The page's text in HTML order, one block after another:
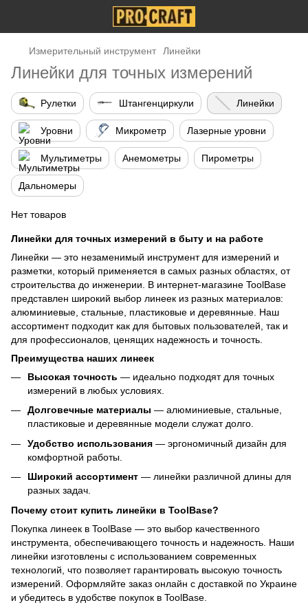
Измерительный инструмент Линейки
Линейки для точных измерений
Рулетки Штангенциркули Линейки
Уровни Микрометр Лазерные уровни
Мультиметры Анемометры Пирометры
Дальномеры
Нет товаров
Линейки для точных измерений в быту и на работе
Линейки — это незаменимый инструмент для измерений и
разметки, который применяется в самых разных областях, от
строительства до инженерии. В интернет-магазине ToolBase
представлен широкий выбор линеек из разных материалов:
алюминиевые, стальные, пластиковые и деревянные. Наш
ассортимент подходит как для бытовых пользователей, так и
для профессионалов, ценящих надежность и точность.
Преимущества наших линеек
Высокая точность — идеально подходят для точных
измерений в любых условиях.
Долговечные материалы — алюминиевые, стальные,
пластиковые и деревянные модели служат долго.
Удобство использования — эргономичный дизайн для
комфортной работы.
Широкий ассортимент — линейки различной длины для
разных задач.
Почему стоит купить линейки в ToolBase?
Покупка линеек в ToolBase — это выбор качественного
инструмента, обеспечивающего точность и надежность. Наши
линейки изготовлены с использованием современных
технологий, что позволяет гарантировать высокую точность
измерений. Оформляйте заказ онлайн с доставкой по Украине
и убедитесь в удобстве покупок в ToolBase.